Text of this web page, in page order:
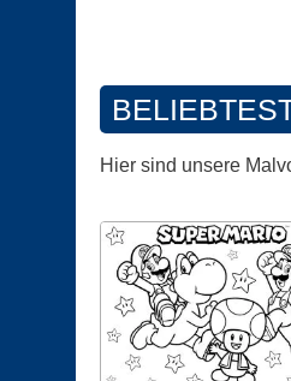
Hier sind unsere